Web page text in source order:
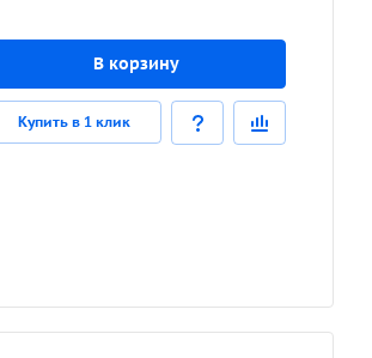
В корзину
Купить в 1 клик